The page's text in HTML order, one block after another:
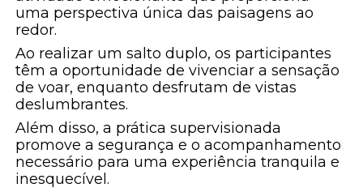
uma perspectiva única das paisagens ao
redor.
Ao realizar um salto duplo, os participantes
têm a oportunidade de vivenciar a sensação
de voar, enquanto desfrutam de vistas
deslumbrantes.
Além disso, a prática supervisionada
promove a segurança e o acompanhamento
necessário para uma experiência tranquila e
inesquecível.